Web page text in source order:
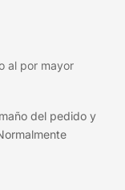
al por mayor
del pedido y